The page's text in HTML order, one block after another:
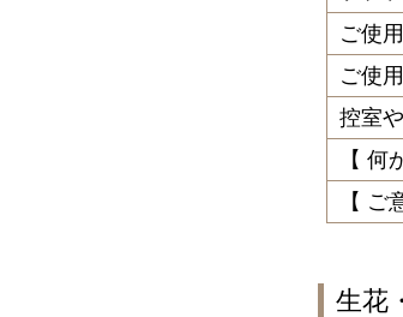
ご使
ご使
控室
【
【 ご
生花